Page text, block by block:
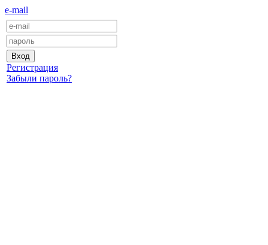
e-mail
Регистрация
Забыли пароль?